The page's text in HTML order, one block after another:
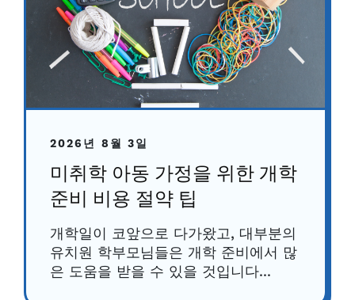
2026년 8월 3일
미취학 아동 가정을 위한 개학
준비 비용 절약 팁
개학일이 코앞으로 다가왔고, 대부분의
유치원 학부모님들은 개학 준비에서 많
은 도움을 받을 수 있을 것입니다...